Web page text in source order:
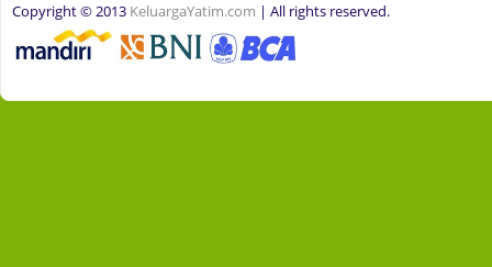
Copyright © 2013 KeluargaYatim.com | All rights reserved.